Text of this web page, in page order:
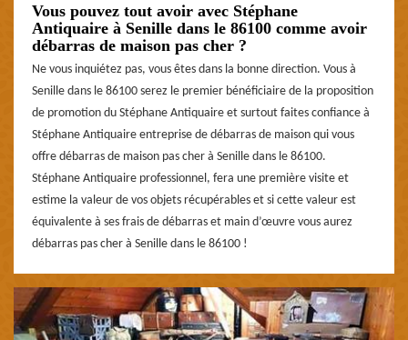
Vous pouvez tout avoir avec Stéphane
Antiquaire à Senille dans le 86100 comme avoir
débarras de maison pas cher ?
Ne vous inquiétez pas, vous êtes dans la bonne direction. Vous à
Senille dans le 86100 serez le premier bénéficiaire de la proposition
de promotion du Stéphane Antiquaire et surtout faites confiance à
Stéphane Antiquaire entreprise de débarras de maison qui vous
offre débarras de maison pas cher à Senille dans le 86100.
Stéphane Antiquaire professionnel, fera une première visite et
estime la valeur de vos objets récupérables et si cette valeur est
équivalente à ses frais de débarras et main d’œuvre vous aurez
débarras pas cher à Senille dans le 86100 !